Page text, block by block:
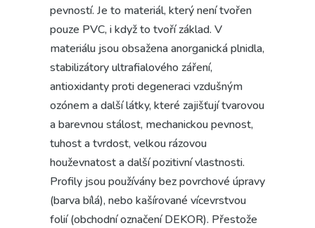
pevností. Je to materiál, který není tvořen
pouze PVC, i když to tvoří základ. V
materiálu jsou obsažena anorganická plnidla,
stabilizátory ultrafialového záření,
antioxidanty proti degeneraci vzdušným
ozónem a další látky, které zajišťují tvarovou
a barevnou stálost, mechanickou pevnost,
tuhost a tvrdost, velkou rázovou
houževnatost a další pozitivní vlastnosti.
Profily jsou používány bez povrchové úpravy
(barva bílá), nebo kašírované vícevrstvou
folií (obchodní označení DEKOR). Přestože